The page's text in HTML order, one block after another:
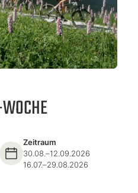
Zeitraum
30.08.–12.09.2026
16.07.–29.08.2026